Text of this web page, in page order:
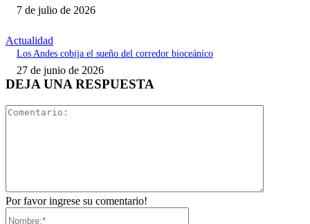
7 de julio de 2026
Actualidad
Los Andes cobija el sueño del corredor bioceánico
27 de junio de 2026
DEJA UNA RESPUESTA
Por favor ingrese su comentario!